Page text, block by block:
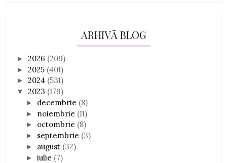
ARHIVĂ BLOG
►2026 (209)
►2025 (401)
►2024 (531)
▼2023 (179)
► decembrie (8)
► noiembrie (11)
► octombrie (8)
► septembrie (3)
► august (32)
►iulie (7)